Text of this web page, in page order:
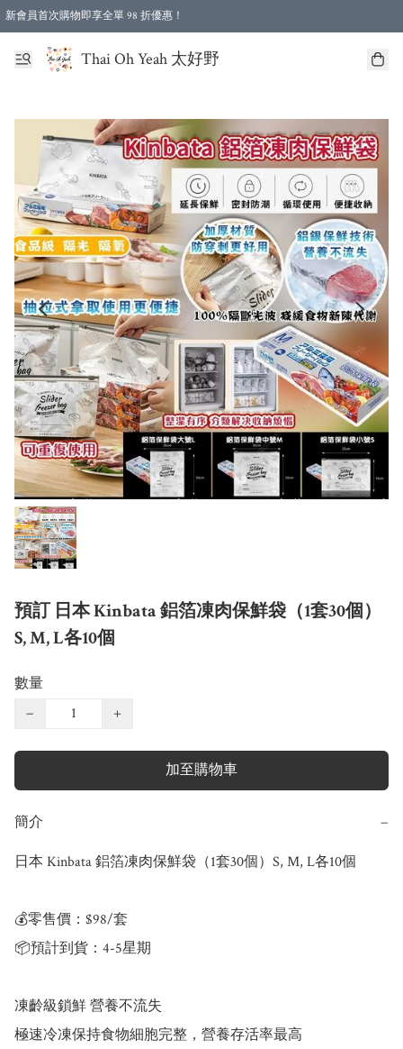
新會員首次購物即享全單 98 折優惠！
特選會員可享全單低至 96 折優惠！
Thai Oh Yeah 太好野
預訂 日本 Kinbata 鋁箔凍肉保鮮袋（1套30個）
S, M, L各10個
數量
−
+
加至購物車
簡介 −
日本 Kinbata 鋁箔凍肉保鮮袋（1套30個）S, M, L各10個
💰零售價：$98/套
📦預計到貨：4-5星期
凍齡級鎖鮮 營養不流失
極速冷凍保持食物細胞完整，營養存活率最高